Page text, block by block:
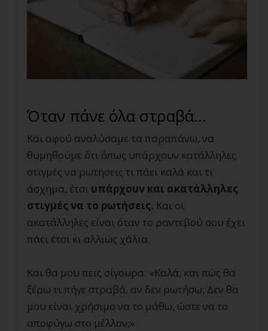
Όταν πάνε όλα στραβά…
Και αφού αναλύσαμε τα παραπάνω, να
θυμηθούμε ότι όπως υπάρχουν κατάλληλες
στιγμές να ρωτήσεις τι πάει καλά και τι
άσχημα, έτσι υπάρχουν και ακατάλληλες
στιγμές να το ρωτήσεις. Και οι
ακατάλληλες είναι όταν το ραντεβού σου έχει
πάει έτσι κι αλλιώς χάλια.
Και θα μου πεις σίγουρα: «Καλά, και πώς θα
ξέρω τι πήγε στραβά, αν δεν ρωτήσω; Δεν θα
μου είναι χρήσιμο να το μάθω, ώστε να το
αποφύγω στο μέλλον;»